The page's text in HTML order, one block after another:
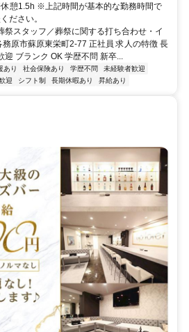
憩1.5h ※上記時間が基本的な勤務時間で
ださい。
祭スタッフ／葬祭に関する打ち合わせ・イ
原市蘇原東栄町2-77 正社員 求人の特徴 長
ブランク OK 学歴不問 新卒...
あり 社会保険あり 学歴不問
未経験者歓迎
迎 シフト制 長期休暇あり 昇給あり